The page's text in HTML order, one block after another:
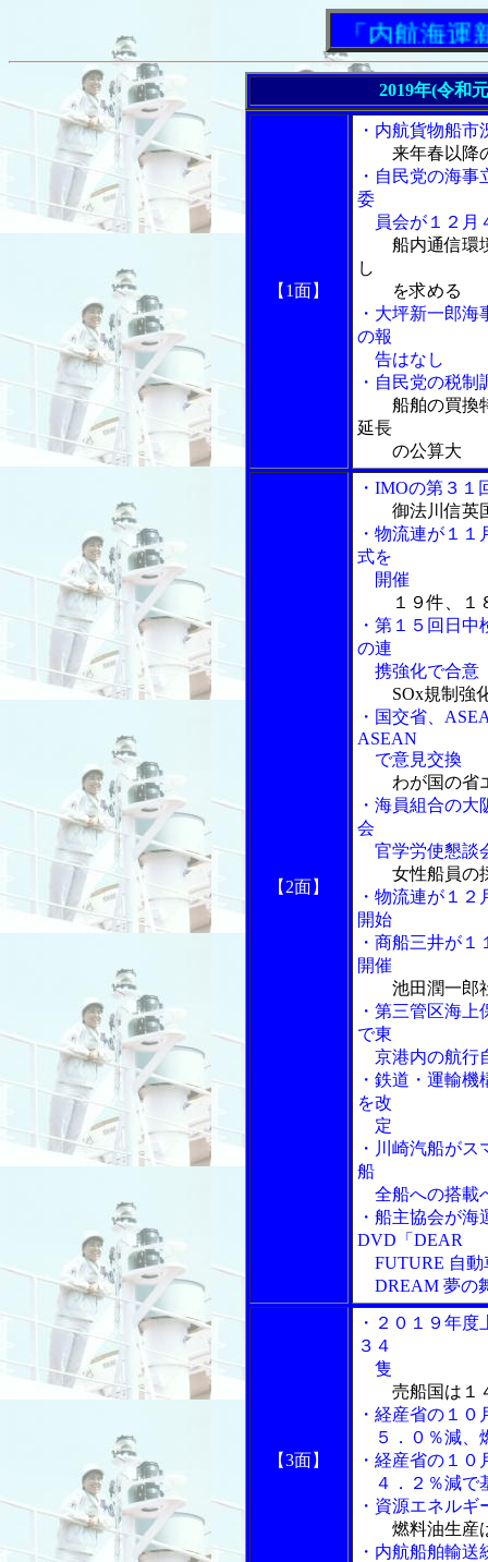
「内航海運新
2019年(令和
【1面】
・内航貨物船
来年春以降
・自民党の海
委
員会が１２月
船内通信環
し
を求める
・大坪新一郎
の報
告はなし
・自民党の税
船舶の買換
延長
の公算大
【2面】
・IMOの第３
御法川信英
・物流連が１
式を
開催
１９件、１
・第１５回日
の連
携強化で合意
SOx規制強
・国交省、
ASEAN
で意見交換
わが国の省
・海員組合の
会
官学労使懇談
女性船員の
・物流連が１
開始
・商船三井が
開催
池田潤一郎
・第三管区海
で東
京港内の航行
・鉄道・運輸
を改
定
・川崎汽船が
船
全船への搭載
・船主協会が
DVD「DEAR
FUTURE 自動
DREAM 夢の
【3面】
・２０１９年
３４
隻
売船国は１
・経産省の１
５．０％減、
・経産省の１
４．２％減で
・資源エネル
燃料油生産
・内航船舶輸